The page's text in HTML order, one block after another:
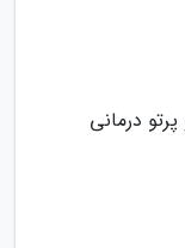
درمانی